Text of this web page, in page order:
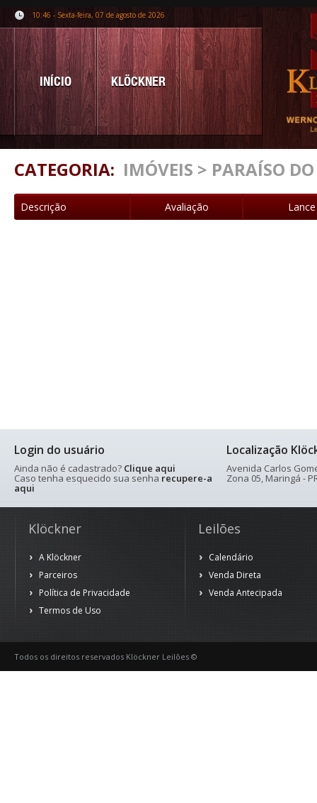
10:46 - Sexta-feira, 07 de agosto de 2026
INÍCIO KLÖCKNER
CATEGORIA: IMÓVEIS > PARAÍSO
Descrição Avaliação
Login do usuário
Ainda não é cadastrado? Clique aqui
Caso tenha esquecido sua senha recupere-a
aqui
Localização
Avenida Carlos
Zona 05, Maringá -
Klöckner
A Klöckner
Parceiros
Política de Privacidade
Termos de Uso
Leilões
Calendário
Venda Direta
Venda Antecipada
Todos os direitos reservados Klöckner Leilões ©